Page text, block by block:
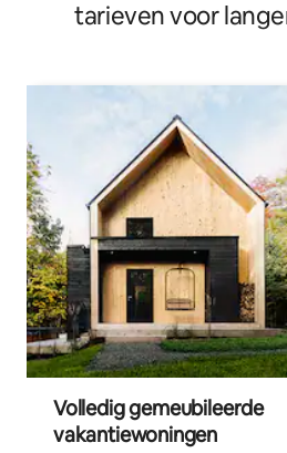
tarieven voor
Volledig gemeubileerde
vakantiewoningen